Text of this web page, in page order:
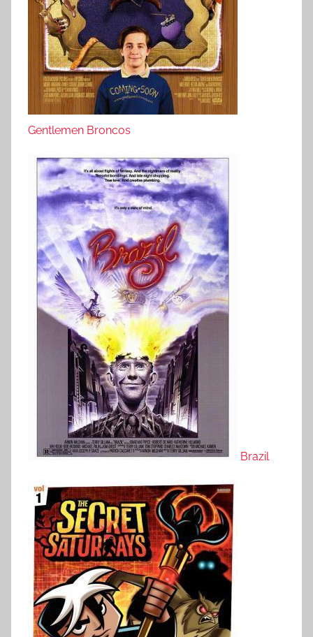
Gentlemen Broncos
Brazil